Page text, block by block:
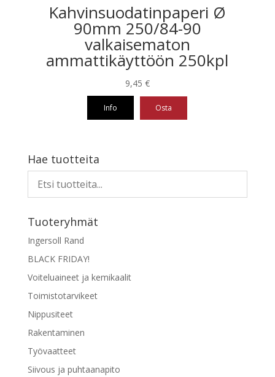
Kahvinsuodatinpaperi Ø
90mm 250/84-90
valkaisematon
ammattikäyttöön 250kpl
9,45 €
Info Osta
Hae tuotteita
Tuoteryhmät
Ingersoll Rand
BLACK FRIDAY!
Voiteluaineet ja kemikaalit
Toimistotarvikeet
Nippusiteet
Rakentaminen
Työvaatteet
Siivous ja puhtaanapito